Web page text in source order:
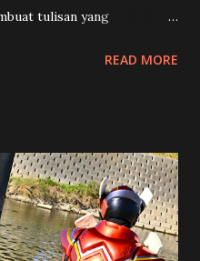
tulisan yang
teknik tersebut
tetapi istilah ini untuk
kita menulis. Kalau Anda
dengan segitiga. Bagian
bawah makin lebar. Namun
READ MORE